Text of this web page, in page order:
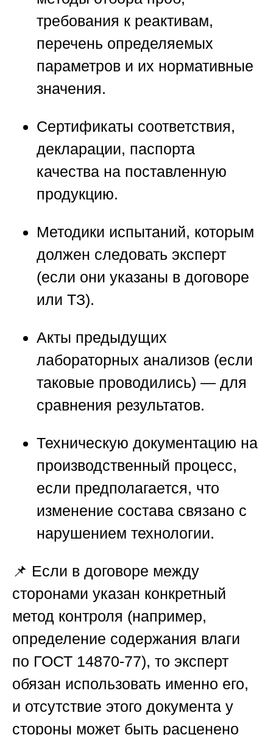
требования к реактивам,
перечень определяемых
параметров и их нормативные
значения.
Сертификаты соответствия,
декларации, паспорта
качества на поставленную
продукцию.
Методики испытаний, которым
должен следовать эксперт
(если они указаны в договоре
или ТЗ).
Акты предыдущих
лабораторных анализов (если
таковые проводились) — для
сравнения результатов.
Техническую документацию на
производственный процесс,
если предполагается, что
изменение состава связано с
нарушением технологии.
📌 Если в договоре между
сторонами указан конкретный
метод контроля (например,
определение содержания влаги
по ГОСТ 14870-77), то эксперт
обязан использовать именно его,
и отсутствие этого документа у
стороны может быть расценено